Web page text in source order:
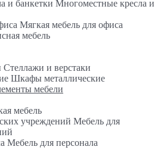
Многоместные кресла и
Мягкая мебель для офиса
мебель
Стеллажи и верстаки
Шкафы металлические
мебели
мебель
Мебель для
Мебель для персонала